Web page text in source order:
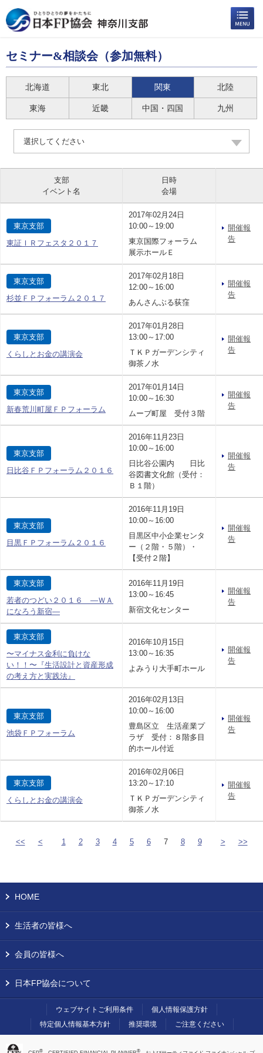
セミナー&相談会（参加無料）
北海道 東北 関東 北陸
東海 近畿 中国・四国 九州
選択してください
支部
イベント名
日時
会場
東京支部
東証ＩＲフェスタ２０１７
2017年02月24日
10:00～19:00
東京国際フォーラム
展示ホールＥ
開催報
告
東京支部
杉並ＦＰフォーラム２０１７
2017年02月18日
12:00～16:00
あんさんぶる荻窪
開催報
告
東京支部
くらしとお金の講演会
2017年01月28日
13:00～17:00
ＴＫＰガーデンシティ
御茶ノ水
開催報
告
東京支部
新春荒川町屋ＦＰフォーラム
2017年01月14日
10:00～16:30
ムーブ町屋 受付３階
開催報
告
東京支部
日比谷ＦＰフォーラム２０１６
2016年11月23日
10:00～16:00
日比谷公園内 日比
谷図書文化館（受付：
Ｂ１階）
開催報
告
東京支部
目黒ＦＰフォーラム２０１６
2016年11月19日
10:00～16:00
目黒区中小企業センタ
ー（２階・５階）・
【受付２階】
開催報
告
東京支部
若者のつどい２０１６ —ＷＡ
になろう新宿—
2016年11月19日
13:00～16:45
新宿文化センター
開催報
告
東京支部
〜マイナス金利に負けな
い！！〜『生活設計と資産形成
の考え方と実践法』
2016年10月15日
13:00～16:35
よみうり大手町ホール
開催報
告
東京支部
池袋ＦＰフォーラム
2016年02月13日
10:00～16:00
豊島区立 生活産業プ
ラザ 受付：８階多目
的ホール付近
開催報
告
東京支部
くらしとお金の講演会
2016年02月06日
13:20～17:10
ＴＫＰガーデンシティ
御茶ノ水
開催報
告
<< < 1 2 3 4 5 6 7 8 9 > >>
HOME
生活者の皆様へ
会員の皆様へ
日本FP協会について
ウェブサイトご利用条件
個人情報保護方針
特定個人情報基本方針
推奨環境 ご注意ください
® ®